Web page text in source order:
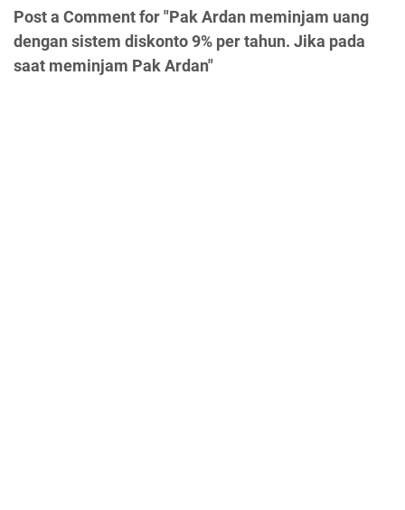
Post a Comment for "Pak Ardan meminjam uang
dengan sistem diskonto 9% per tahun. Jika pada
saat meminjam Pak Ardan"